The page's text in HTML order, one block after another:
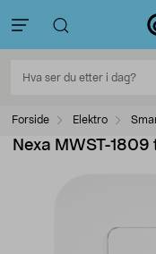
Forside Elektro
Nexa MWST-